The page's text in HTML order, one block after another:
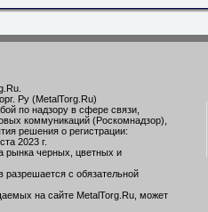
Ру (MetalTorg.Ru)
по надзору в сфере связи,
коммуникаций (Роскомнадзор),
решения о регистрации:
2023 г.
рынка черных, цветных и
разрешается с обязательной
на сайте MetalTorg.Ru, может